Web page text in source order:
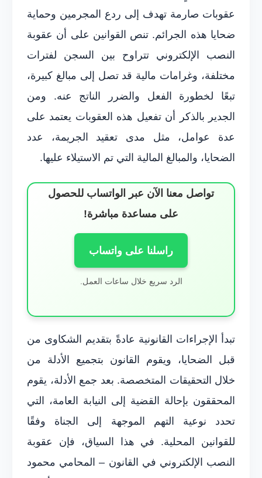
عقوبات صارمة تهدف إلى ردع المجرمين وحماية
ضحايا هذه الجرائم. تنص القوانين على أن عقوبة
النصب الإلكتروني تتراوح بين السجن لفترات
مختلفة، وغرامات مالية قد تصل إلى مبالغ كبيرة،
تبعًا لخطورة الفعل والضرر الناتج عنه. ومن
الجدير بالذكر أن تفعيل هذه العقوبات يعتمد على
عدة عوامل، مثل مدى تعقيد الجريمة، عدد
الضحايا، والمبالغ المالية التي تم الاستيلاء عليها.
تواصل معنا الآن عبر الواتساب للحصول
على مساعدة مباشرة!
راسلنا على واتساب
الرد سريع خلال ساعات العمل.
تبدأ الإجراءات القانونية عادةً بتقديم الشكاوى من
قبل الضحايا، ويقوم القانون بتجميع الأدلة من
خلال التحقيقات المتخصصة. بعد جمع الأدلة، يقوم
المحققون بإحالة القضية إلى النيابة العامة، التي
تحدد نوعية التهم الموجهة إلى الجناة وفقًا
للقوانين المحلية. في هذا السياق، فإن عقوبة
النصب الإلكتروني في القانون – المحامي محمود